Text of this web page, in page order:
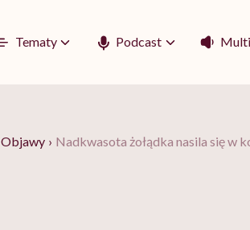
Tematy Podcast
Objawy › Nadkwasota żołądka nasila się w